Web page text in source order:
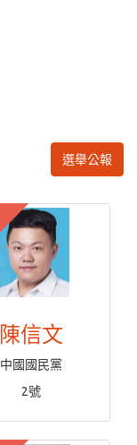
選舉公報
陳信文
中國國民黨
2號